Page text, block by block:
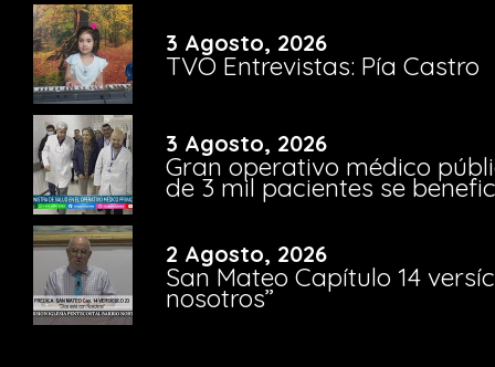
3 Agosto, 2026
TVO Entrevistas: Pía Castro
3 Agosto, 2026
Gran operativo médico
de 3 mil pacientes se
2 Agosto, 2026
San Mateo Capítulo 14
nosotros”